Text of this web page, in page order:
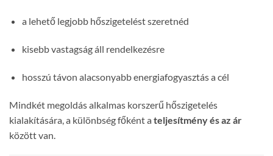
a lehető legjobb hőszigetelést szeretnéd
kisebb vastagság áll rendelkezésre
hosszú távon alacsonyabb energiafogyasztás a cél
Mindkét megoldás alkalmas korszerű hőszigetelés
kialakítására, a különbség főként a teljesítmény és az ár
között van.